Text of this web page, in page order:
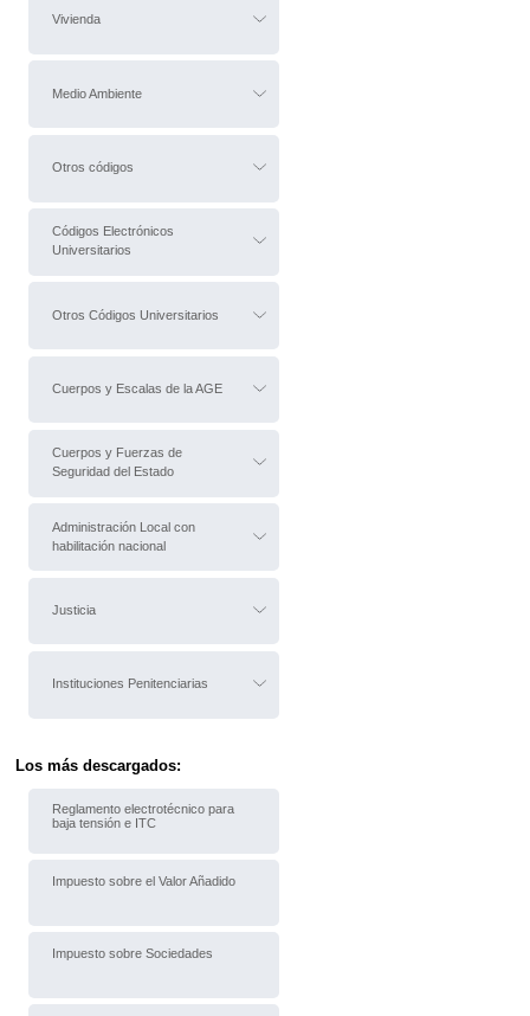
Vivienda
Medio Ambiente
Otros códigos
Códigos Electrónicos
Universitarios
Otros Códigos Universitarios
Cuerpos y Escalas de la AGE
Cuerpos y Fuerzas de
Seguridad del Estado
Administración Local con
habilitación nacional
Justicia
Instituciones Penitenciarias
Los más descargados:
Reglamento electrotécnico para
baja tensión e ITC
Impuesto sobre el Valor Añadido
Impuesto sobre Sociedades